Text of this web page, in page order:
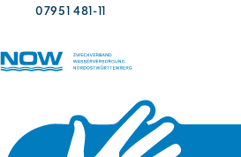
07951 481-11